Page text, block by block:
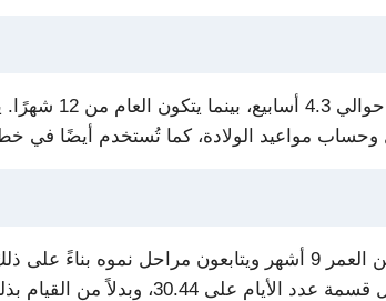
يُعد حساب عمرك
يحسب عمر الطفل بدقة أكبر بالأشهر، فغالبًا ما يقول الآباء إن طفلهم يبلغ
بذلك يدويًا، يمكنك استخدام